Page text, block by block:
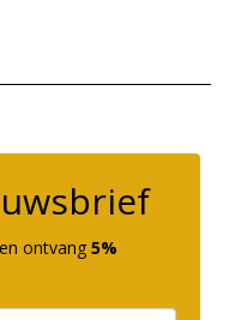
ontvang 5%